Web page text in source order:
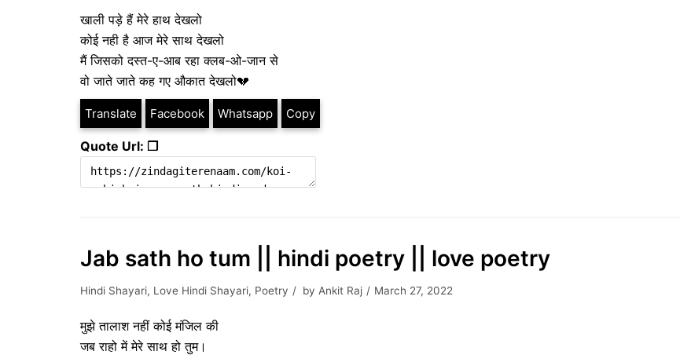
खाली पड़े हैं मेरे हाथ देखलो
कोई नही है आज मेरे साथ देखलो
मैं जिसको दस्त-ए-आब रहा क्लब-ओ-जान से
वो जाते जाते कह गए औकात देखलो💔
Translate Facebook Whatsapp Copy
Quote Url: ❐
Jab sath ho tum || hindi poetry || love poetry
Hindi Shayari, Love Hindi Shayari, Poetry by Ankit Raj March 27, 2022
मुझे तालाश नहीं कोई मंजिल की
जब राहो में मेरे साथ हो तुम।